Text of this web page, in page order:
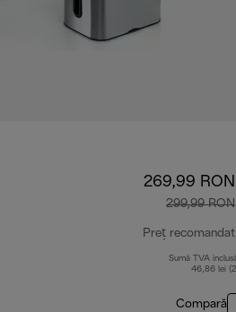
269,99 RON
299,99 RON
Preț recomandat
Sumă TVA
46,86 lei
Compară